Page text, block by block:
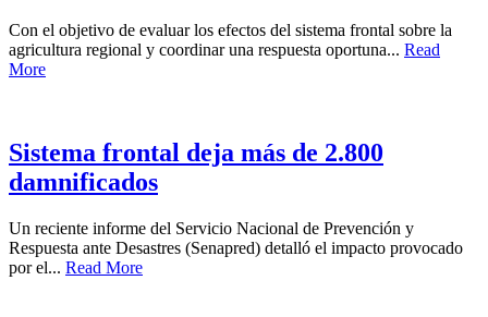
Con el objetivo de evaluar los efectos del sistema frontal sobre la
agricultura regional y coordinar una respuesta oportuna... Read
More
Sistema frontal deja más de 2.800
damnificados
Un reciente informe del Servicio Nacional de Prevención y
Respuesta ante Desastres (Senapred) detalló el impacto provocado
por el... Read More